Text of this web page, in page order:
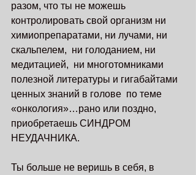
разом, что ты не можешь
контролировать свой организм ни
химиопрепаратами, ни лучами, ни
скальпелем,  ни голоданием, ни
медитацией,  ни многотомниками
полезной литературы и гигабайтами
ценных знаний в голове  по теме
«онкология»…рано или поздно,
приобретаешь СИНДРОМ
НЕУДАЧНИКА.
Ты больше не веришь в себя, в